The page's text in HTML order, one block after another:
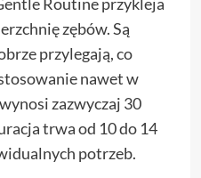
zębów. Są
przylegają, co
nawet w
zazwyczaj 30
trwa od 10 do 14
potrzeb.